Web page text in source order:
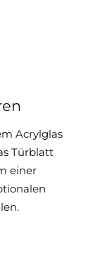
Acrylglas
Türblatt
einer